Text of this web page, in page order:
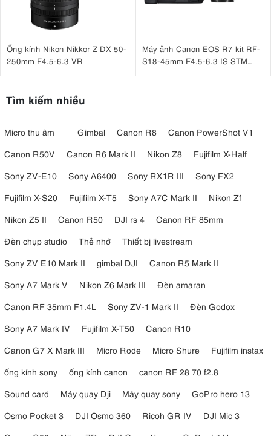
Ống kính Nikon Nikkor Z DX 50-
250mm F4.5-6.3 VR
Máy ảnh Canon EOS R7 kit RF-
S18-45mm F4.5-6.3 IS STM
Tìm kiếm nhiều
Micro thu âm Gimbal Canon R8
Canon PowerShot V1
Canon R50V
Canon R6 Mark II Nikon Z8
Fujifilm X-Half
Sony ZV-E10
Sony A6400 Sony RX1R III
Sony FX2
Fujifilm X-S20
Fujifilm X-T5 Sony A7C Mark II
Nikon Zf
Nikon Z5 II
Canon R50 DJI rs 4
Canon RF 85mm
Đèn chụp studio
Thẻ nhớ
Thiết bị livestream
Sony ZV E10 Mark II
gimbal DJI
Canon R5 Mark II
Sony A7 Mark V
Nikon Z6 Mark III
Đèn amaran
Canon RF 35mm F1.4L
Sony ZV-1 Mark II
Đèn Godox
Sony A7 Mark IV
Fujifilm X-T50
Canon R10
Canon G7 X Mark III
Micro Rode Micro Shure
Fujifilm instax
ống kính sony
ống kính canon
canon RF 28 70 f2.8
Sound card
Máy quay Dji Máy quay sony
GoPro hero 13
Osmo Pocket 3
DJI Osmo 360 Ricoh GR IV
DJI Mic 3